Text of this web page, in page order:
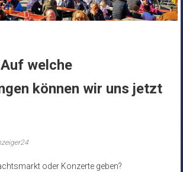
Auf welche
können wir uns jetzt
oder Konzerte geben?